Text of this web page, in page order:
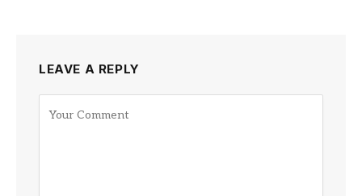
LEAVE A REPLY